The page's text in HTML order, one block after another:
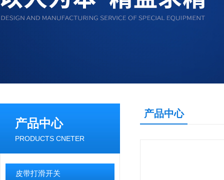
产品中心
PRODUCTS CNETER
皮带打滑开关
产品中心